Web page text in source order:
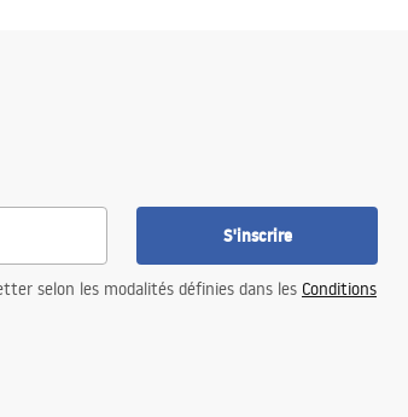
S'inscrire
selon les modalités définies dans les Conditions